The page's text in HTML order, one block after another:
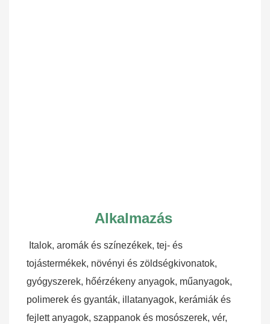
Alkalmazás
Italok, aromák és színezékek, tej- és
tojástermékek, növényi és zöldségkivonatok,
gyógyszerek, hőérzékeny anyagok, műanyagok,
polimerek és gyanták, illatanyagok, kerámiák és
fejlett anyagok, szappanok és mosószerek, vér,